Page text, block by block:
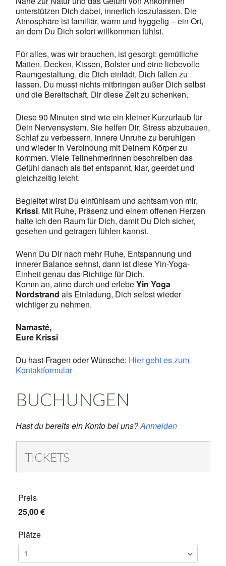
unterstützen Dich dabei, innerlich loszulassen. Die
Atmosphäre ist familiär, warm und hyggelig – ein Ort,
an dem Du Dich sofort willkommen fühlst.
Für alles, was wir brauchen, ist gesorgt: gemütliche
Matten, Decken, Kissen, Bolster und eine liebevolle
Raumgestaltung, die Dich einlädt, Dich fallen zu
lassen. Du musst nichts mitbringen außer Dich selbst
und die Bereitschaft, Dir diese Zeit zu schenken.
Diese 90 Minuten sind wie ein kleiner Kurzurlaub für
Dein Nervensystem. Sie helfen Dir, Stress abzubauen,
Schlaf zu verbessern, innere Unruhe zu beruhigen
und wieder in Verbindung mit Deinem Körper zu
kommen. Viele Teilnehmerinnen beschreiben das
Gefühl danach als tief entspannt, klar, geerdet und
gleichzeitig leicht.
Begleitet wirst Du einfühlsam und achtsam von mir,
Krissi. Mit Ruhe, Präsenz und einem offenen Herzen
halte ich den Raum für Dich, damit Du Dich sicher,
gesehen und getragen fühlen kannst.
Wenn Du Dir nach mehr Ruhe, Entspannung und
innerer Balance sehnst, dann ist diese Yin-Yoga-
Einheit genau das Richtige für Dich.
Komm an, atme durch und erlebeYin Yoga
Nordstrand als Einladung, Dich selbst wieder
wichtiger zu nehmen.
Namasté,
Eure Krissi
Du hast Fragen oder Wünsche: Hier geht es zum
Kontaktformular
BUCHUNGEN
Hast du bereits ein Konto bei uns?Anmelden
TICKETS
Preis
25,00 €
Plätze